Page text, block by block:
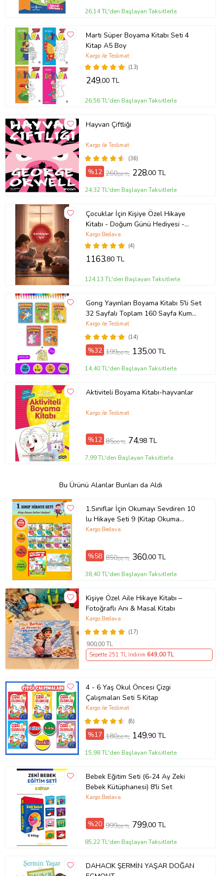
26,14 TL'den Başlayan Taksitlerle
Martı Süper Boyama Kitabı Seti 4
Kitap A5 Boy
(13)
Kargo ile Teslimat
249,00 TL
26,56 TL'den Başlayan Taksitlerle
Hayvan Çiftliği
(36)
Kargo ile Teslimat
%12 260,00 TL 228,00 TL
24,32 TL'den Başlayan Taksitlerle
Çocuklar İçin Kişiye Özel Hikaye
Kitabı - Doğum Günü Hediyesi -
Okuma Hediyesi
(4)
Kargo Bedava
1163,80 TL
124,13 TL'den Başlayan Taksitlerle
Gong Yayınları Boyama Kitabı 5'li Set
32 Sayfalı Toplam 160 Sayfa Kum
Boyama Hediyeli (Buz-Buz)
(14)
Kargo ile Teslimat
%32 199,00 TL 135,00 TL
14,40 TL'den Başlayan Taksitlerle
Aktiviteli Boyama Kitabı-hayvanlar
Kargo ile Teslimat
%12 85,00 TL 74,98 TL
7,99 TL'den Başlayan Taksitlerle
Bu Ürünü Alanlar Bunları da Aldı
1.Sınıflar İçin Okumayı Sevdiren 10
lu Hikaye Seti 9 (Kitap Okuma
Defteri Hediyeli)
Kargo Bedava
%58 850,00 TL 360,00 TL
38,40 TL'den Başlayan Taksitlerle
Kişiye Özel Aile Hikaye Kitabı –
Fotoğraflı Anı & Masal Kitabı
(17)
Kargo Bedava
900,00 TL
Sepette 251 TL İndirim 649,00 TL
4 - 6 Yaş Okul Öncesi Çizgi
Çalışmaları Seti 5 Kitap
(8)
Kargo ile Teslimat
%17 180,00 TL 149,90 TL
15,98 TL'den Başlayan Taksitlerle
Bebek Eğitim Seti (6-24 Ay Zeki
Bebek Kütüphanesi) 8'li Set
Kargo Bedava
%20 999,00 TL 799,00 TL
85,22 TL'den Başlayan Taksitlerle
DAHACIK ŞERMİN YAŞAR DOĞAN